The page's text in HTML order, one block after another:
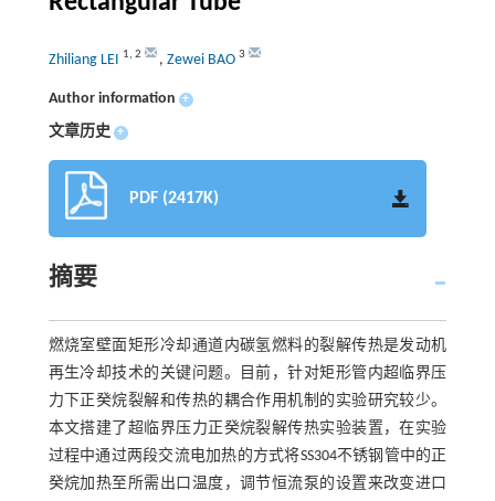
Zhiliang LEI 1, 2 , Zewei BAO 3
Author information +
文章历史 +
PDF (2417K)
摘要
燃烧室壁面矩形冷却通道内碳氢燃料的裂解传热是发动机
再生冷却技术的关键问题。目前，针对矩形管内超临界压
力下正癸烷裂解和传热的耦合作用机制的实验研究较少。
本文搭建了超临界压力正癸烷裂解传热实验装置，在实验
过程中通过两段交流电加热的方式将SS304不锈钢管中的正
癸烷加热至所需出口温度，调节恒流泵的设置来改变进口